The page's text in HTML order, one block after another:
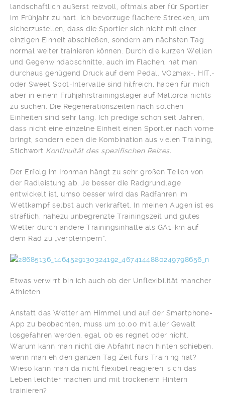
landschaftlich äußerst reizvoll, oftmals aber für Sportler
im Frühjahr zu hart. Ich bevorzuge flachere Strecken, um
sicherzustellen, dass die Sportler sich nicht mit einer
einzigen Einheit abschießen, sondern am nächsten Tag
normal weiter trainieren können. Durch die kurzen Wellen
und Gegenwindabschnitte, auch im Flachen, hat man
durchaus genügend Druck auf dem Pedal. VO2max-, HIT,-
oder Sweet Spot-Intervalle sind hilfreich, haben für mich
aber in einem Frühjahrstrainingslager auf Mallorca nichts
zu suchen. Die Regenerationszeiten nach solchen
Einheiten sind sehr lang. Ich predige schon seit Jahren,
dass nicht eine einzelne Einheit einen Sportler nach vorne
bringt, sondern eben die Kombination aus vielen Training,
Stichwort Kontinuität des spezifischen Reizes.
Der Erfolg im Ironman hängt zu sehr großen Teilen von
der Radleistung ab. Je besser die Radgrundlage
entwickelt ist, umso besser wird das Radfahren im
Wettkampf selbst auch verkraftet. In meinen Augen ist es
sträflich, nahezu unbegrenzte Trainingszeit und gutes
Wetter durch andere Trainingsinhalte als GA1-km auf
dem Rad zu „verplempern“.
Etwas verwirrt bin ich auch ob der Unflexibilität mancher
Athleten.
Anstatt das Wetter am Himmel und auf der Smartphone-
App zu beobachten, muss um 10.00 mit aller Gewalt
losgefahren werden, egal, ob es regnet oder nicht.
Warum kann man nicht die Abfahrt nach hinten schieben,
wenn man eh den ganzen Tag Zeit fürs Training hat?
Wieso kann man da nicht flexibel reagieren, sich das
Leben leichter machen und mit trockenem Hintern
trainieren?